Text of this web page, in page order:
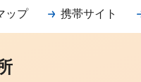
ップ 携帯サイト